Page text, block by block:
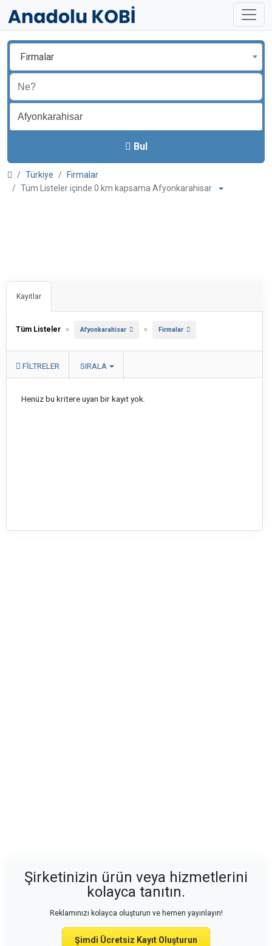
Firmalar
Bul
Türkiye
Firmalar
Tüm Listeler içinde 0 km kapsama Afyonkarahisar
Kayıtlar
Tüm Listeler » Afyonkarahisar » Firmalar
FILTRELER SIRALA
Henüz bu kritere uyan bir kayıt yok.
Şirketinizin ürün veya hizmetlerini
kolayca tanıtın.
Reklamınızı kolayca oluşturun ve hemen yayınlayın!
Şimdi Ücretsiz Kayıt Oluşturun